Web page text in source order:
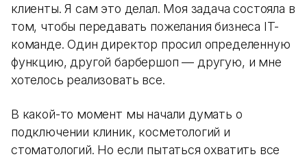
клиенты. Я сам это делал. Моя задача состояла в
том, чтобы передавать пожелания бизнеса IT-
команде. Один директор просил определенную
функцию, другой барбершоп — другую, и мне
хотелось реализовать все.
В какой-то момент мы начали думать о
подключении клиник, косметологий и
стоматологий. Но если пытаться охватить все